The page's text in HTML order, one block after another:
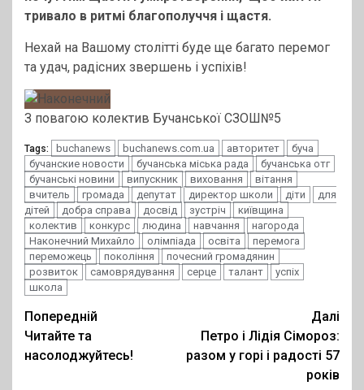
тривало в ритмі благополуччя і щастя.
Нехай на Вашому столітті буде ще багато перемог
та удач, радісних звершень і успіхів!
З повагою колектив Бучанської СЗОШ№5
Tags: buchanews buchanews.com.ua авторитет
буча
бучанские новости
бучанська міська рада
бучанська отг
бучанські новини
випускник виховання
вітання
вчитель
громада депутат директор школи діти
для
дітей
добра справа досвід зустріч
київщина
колектив
конкурс людина навчання
нагорода
Наконечний Михайло
олімпіада освіта
перемога
переможець
покоління
почесний громадянин
розвиток
самоврядування серце талант
успіх
школа
Post
navigation
Попередній
Читайте та
насолоджуйтесь!
Далі
Петро і Лідія Сімороз:
разом у горі і радості 57
років